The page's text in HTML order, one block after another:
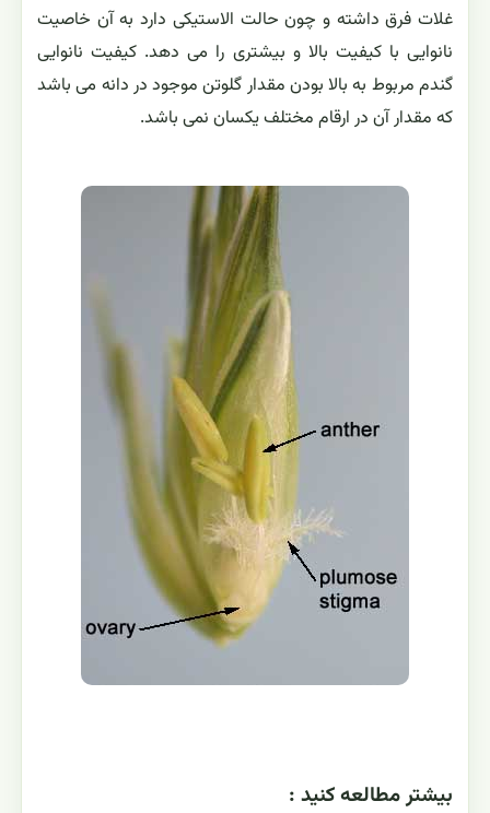
غلات فرق داشته و چون حالت الاستيكی دارد به آن خاصيت
نانوايی با كيفيت بالا و بيشتری را می دهد. كيفيت نانوايی
گندم مربوط به بالا بودن مقدار گلوتن موجود در دانه می باشد
كه مقدار آن در ارقام مختلف يكسان نمی باشد.
بيشتر مطالعه کنيد :